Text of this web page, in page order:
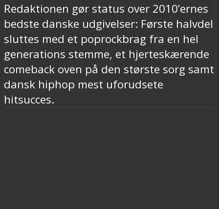
Redaktionen gør status over 2010’ernes
bedste danske udgivelser: Første halvdel
sluttes med et poprockbrag fra en hel
generations stemme, et hjerteskærende
comeback oven på den største sorg samt
dansk hiphop mest uforudsete
hitsucces.